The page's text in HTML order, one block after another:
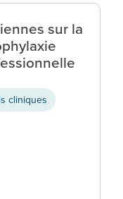
sur la
cliniques